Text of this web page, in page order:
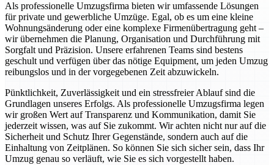
Als professionelle Umzugsfirma bieten wir umfassende Lösungen
für private und gewerbliche Umzüge. Egal, ob es um eine kleine
Wohnungsänderung oder eine komplexe Firmenübertragung geht –
wir übernehmen die Planung, Organisation und Durchführung mit
Sorgfalt und Präzision. Unsere erfahrenen Teams sind bestens
geschult und verfügen über das nötige Equipment, um jeden Umzug
reibungslos und in der vorgegebenen Zeit abzuwickeln.
Pünktlichkeit, Zuverlässigkeit und ein stressfreier Ablauf sind die
Grundlagen unseres Erfolgs. Als professionelle Umzugsfirma legen
wir großen Wert auf Transparenz und Kommunikation, damit Sie
jederzeit wissen, was auf Sie zukommt. Wir achten nicht nur auf die
Sicherheit und Schutz Ihrer Gegenstände, sondern auch auf die
Einhaltung von Zeitplänen. So können Sie sich sicher sein, dass Ihr
Umzug genau so verläuft, wie Sie es sich vorgestellt haben.